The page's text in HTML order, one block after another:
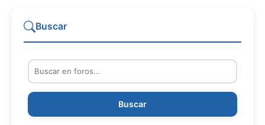
Buscar
Buscar